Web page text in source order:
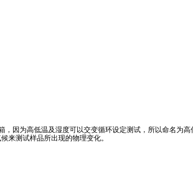
因为高低温及湿度可以交变循环设定测试，所以命名
来测试样品所出现的物理变化。